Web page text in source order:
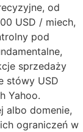
od
USD / miech,
pod
sprzedaży
stówy USD
Yahoo.
albo domenie,
ograniczeń w